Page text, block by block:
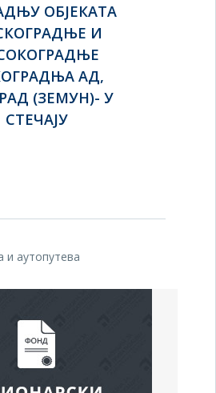
ОБЈЕКАТА
И
АД,
(ЗЕМУН)- У
СТЕЧАЈУ
и аутопутева